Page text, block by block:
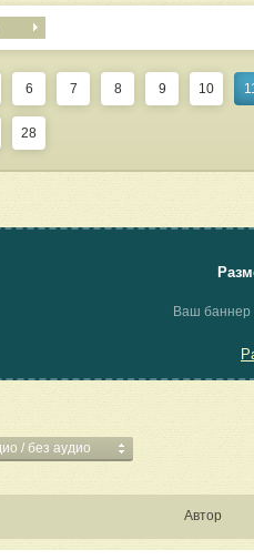
6 7 8 9 10
28
Ваш баннер
/ без аудио
Автор